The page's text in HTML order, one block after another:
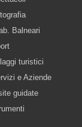
Balneari
turistici
e Aziende
guidate